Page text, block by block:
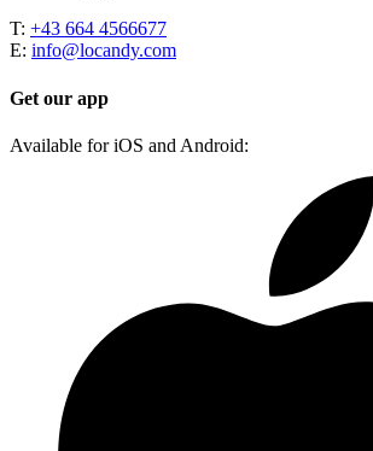
T: +43 664 4566677
E: info@locandy.com
Get our app
Available for iOS and Android: